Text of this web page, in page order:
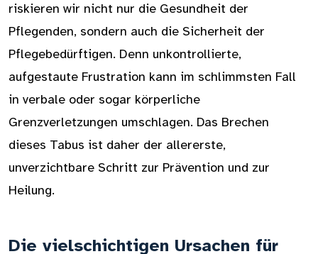
riskieren wir nicht nur die Gesundheit der
Pflegenden, sondern auch die Sicherheit der
Pflegebedürftigen. Denn unkontrollierte,
aufgestaute Frustration kann im schlimmsten Fall
in verbale oder sogar körperliche
Grenzverletzungen umschlagen. Das Brechen
dieses Tabus ist daher der allererste,
unverzichtbare Schritt zur Prävention und zur
Heilung.
Die vielschichtigen Ursachen für